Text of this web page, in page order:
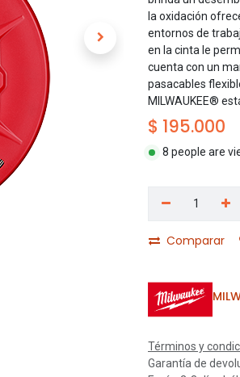
la oxidación
entornos de
en la cinta le
cuenta con un
pasacables
MILWAUKEE®
$ 195.000
8 people are
Comparar
Términos y
Garantía de